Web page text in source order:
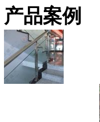
产品案例